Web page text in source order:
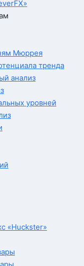
Мюррея
тренда
анализ
уровней
«Huckster»